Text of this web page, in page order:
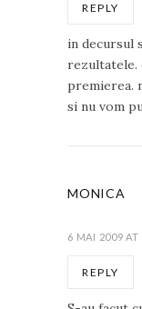
REPLY
in decursul
rezultatele.
premierea.
si nu vom
MONICA
6 MAI 2009 AT
REPLY